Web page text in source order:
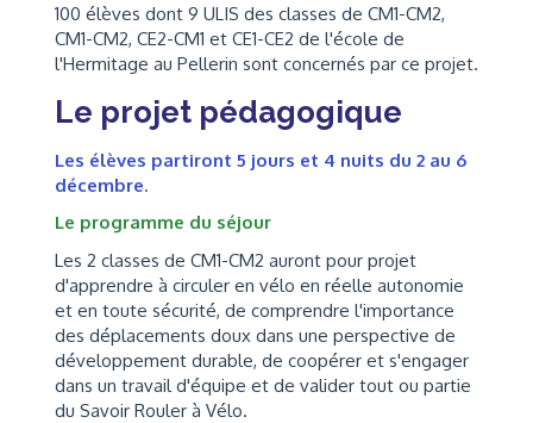
100 élèves dont 9 ULIS des classes de CM1-CM2,
CM1-CM2, CE2-CM1 et CE1-CE2 de l'école de
l'Hermitage au Pellerin sont concernés par ce projet.
Le projet pédagogique
Les élèves partiront 5 jours et 4 nuits du 2 au 6
décembre.
Le programme du séjour
Les 2 classes de CM1-CM2 auront pour projet
d'apprendre à circuler en vélo en réelle autonomie
et en toute sécurité, de comprendre l'importance
des déplacements doux dans une perspective de
développement durable, de coopérer et s'engager
dans un travail d'équipe et de valider tout ou partie
du Savoir Rouler à Vélo.